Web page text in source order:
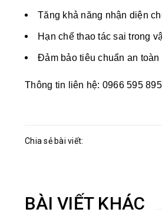
Tăng khả năng nhận diện
Hạn chế thao tác sai trong
Đảm bảo tiêu chuẩn an
Thông tin liên hệ: 0966 595 895
Chia sẻ bài viết:
BÀI VIẾT KHÁC